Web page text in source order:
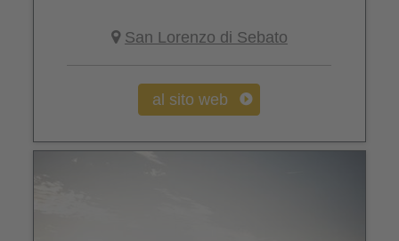
San Lorenzo di Sebato
al sito web